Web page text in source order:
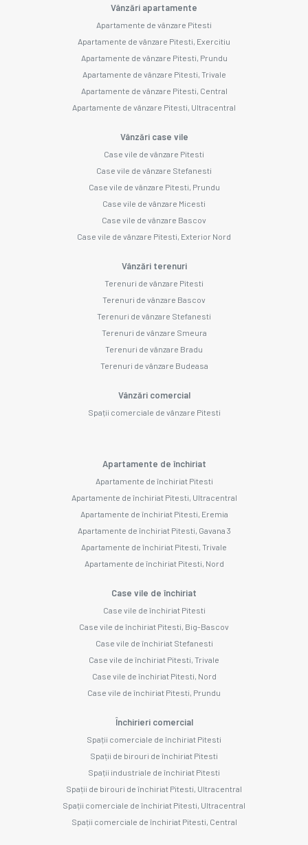
Vânzări apartamente
Apartamente de vânzare Pitesti
Apartamente de vânzare Pitesti, Exercitiu
Apartamente de vânzare Pitesti, Prundu
Apartamente de vânzare Pitesti, Trivale
Apartamente de vânzare Pitesti, Central
Apartamente de vânzare Pitesti, Ultracentral
Vânzări case vile
Case vile de vânzare Pitesti
Case vile de vânzare Stefanesti
Case vile de vânzare Pitesti, Prundu
Case vile de vânzare Micesti
Case vile de vânzare Bascov
Case vile de vânzare Pitesti, Exterior Nord
Vânzări terenuri
Terenuri de vânzare Pitesti
Terenuri de vânzare Bascov
Terenuri de vânzare Stefanesti
Terenuri de vânzare Smeura
Terenuri de vânzare Bradu
Terenuri de vânzare Budeasa
Vânzări comercial
Spații comerciale de vânzare Pitesti
Apartamente de închiriat
Apartamente de închiriat Pitesti
Apartamente de închiriat Pitesti, Ultracentral
Apartamente de închiriat Pitesti, Eremia
Apartamente de închiriat Pitesti, Gavana 3
Apartamente de închiriat Pitesti, Trivale
Apartamente de închiriat Pitesti, Nord
Case vile de închiriat
Case vile de închiriat Pitesti
Case vile de închiriat Pitesti, Big-Bascov
Case vile de închiriat Stefanesti
Case vile de închiriat Pitesti, Trivale
Case vile de închiriat Pitesti, Nord
Case vile de închiriat Pitesti, Prundu
Închirieri comercial
Spații comerciale de închiriat Pitesti
Spații de birouri de închiriat Pitesti
Spații industriale de închiriat Pitesti
Spații de birouri de închiriat Pitesti, Ultracentral
Spații comerciale de închiriat Pitesti, Ultracentral
Spații comerciale de închiriat Pitesti, Central